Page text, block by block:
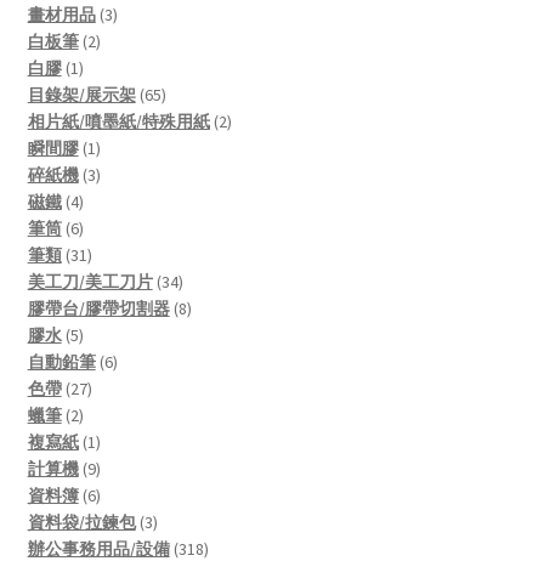
畫材用品 33
白板筆 22
白膠 11
product
目錄架/展示架 6565
products
相片紙/噴墨紙/特殊用紙 22
瞬間膠 11
product
碎紙機 33
磁鐵 44
products
筆筒 66
products
筆類 3131
products
美工刀/美工刀片 3434
products
膠帶台/膠帶切割器 88
膠水 55
products
自動鉛筆 66
色帶 2727
蠟筆 22
products
複寫紙 11
product
計算機 99
products
資料簿 66
products
資料袋/拉鍊包 33
products
辦公事務用品/設備 318318